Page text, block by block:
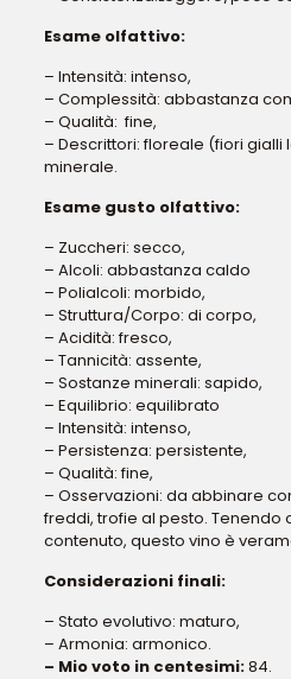
Esame olfattivo:
– Intensità: intenso,
– Complessità: abbastanza
– Qualità: fine,
– Descrittori: floreale (fiori
minerale.
Esame gusto olfattivo:
– Zuccheri: secco,
– Alcoli: abbastanza caldo
– Polialcoli: morbido,
– Struttura/Corpo: di corpo,
– Acidità: fresco,
– Tannicità: assente,
– Sostanze minerali: sapido,
– Equilibrio: equilibrato
– Intensità: intenso,
– Persistenza: persistente,
– Qualità: fine,
– Osservazioni: da abbinare
freddi, trofie al pesto. Tenendo
contenuto, questo vino è
Considerazioni finali:
– Stato evolutivo: maturo,
– Armonia: armonico.
– Mio voto in centesimi:84.